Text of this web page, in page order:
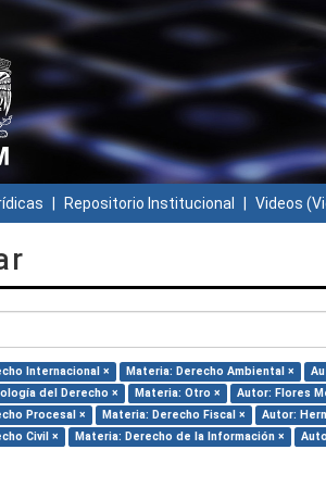
Repositorio Institucional Videos
Internacional × Materia: Derecho Ambiental ×
del Derecho ×
Materia: Otro × Autor: Flores
Procesal ×
Materia: Derecho Fiscal × Autor:
Civil ×
Materia: Derecho de la Información ×